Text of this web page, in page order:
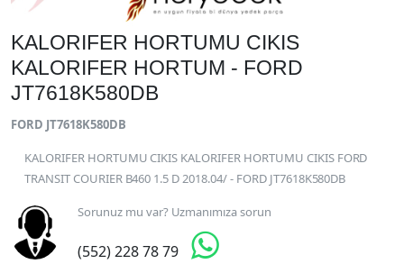
KALORIFER HORTUMU CIKIS
KALORIFER HORTUM - FORD
JT7618K580DB
FORD JT7618K580DB
KALORIFER HORTUMU CIKIS KALORIFER HORTUMU CIKIS FORD
TRANSIT COURIER B460 1.5 D 2018.04/ - FORD JT7618K580DB
Sorunuz mu var? Uzmanımıza sorun
(552) 228 78 79 